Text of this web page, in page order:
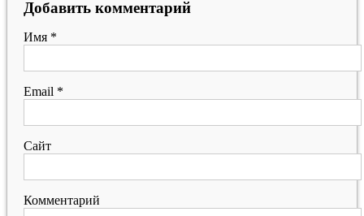
Добавить комментарий
Имя *
Email *
Сайт
Комментарий